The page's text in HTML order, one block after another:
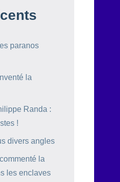
paranos
la
Randa :
!
divers angles
la
les enclaves